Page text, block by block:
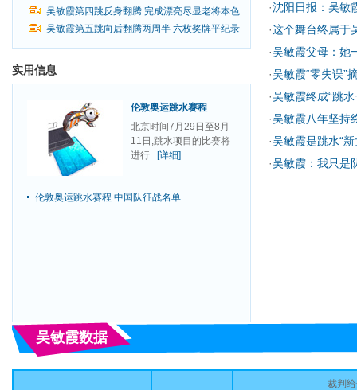
吴敏霞第四跳反身翻腾 完成漂亮尽显老将本色
吴敏霞第五跳向后翻腾两周半 六枚奖牌平纪录
实用信息
伦敦奥运跳水赛程
北京时间7月29日至8月
11日,跳水项目的比赛将
进行...[详细]
伦敦奥运跳水赛程 中国队征战名单
·沈阳日报：吴敏
·这个舞台终属于
·吴敏霞父母：她
·吴敏霞“零失误”
·吴敏霞终成“跳
·吴敏霞八年坚持
·吴敏霞是跳水“
·吴敏霞：我只是
吴敏霞数据
裁判